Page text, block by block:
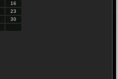
16
23
30